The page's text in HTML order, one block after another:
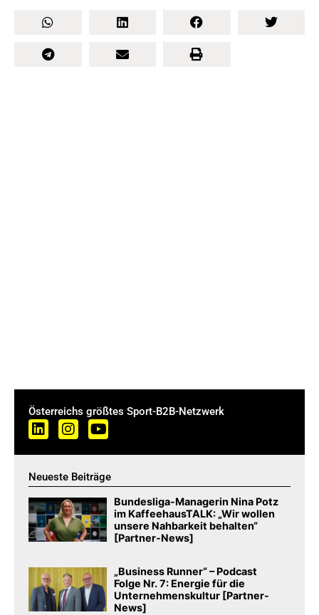
Österreichs größtes Sport-B2B-Netzwerk
Neueste Beiträge
Bundesliga-Managerin Nina Potz
im KaffeehausTALK: „Wir wollen
unsere Nahbarkeit behalten“
[Partner-News]
„Business Runner“ – Podcast
Folge Nr. 7: Energie für die
Unternehmenskultur [Partner-
News]